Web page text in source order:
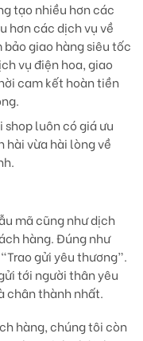
tạo nhiều hơn các
hơn các dịch vụ về
giao hàng siêu tốc
vụ điện hoa, giao
cam kết hoàn tiền
luôn có giá ưu
hài vừa hài lòng về
mã cũng như dịch
hàng. Đúng như
gửi yêu thương”.
tới người thân yêu
chân thành nhất.
hàng, chúng tôi còn